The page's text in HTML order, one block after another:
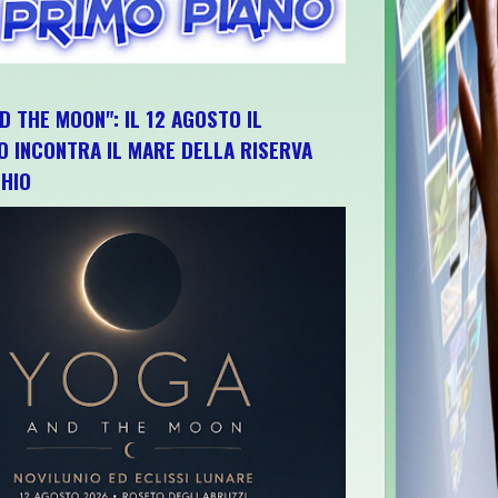
THE MOON": IL 12 AGOSTO IL
INCONTRA IL MARE DELLA RISERVA